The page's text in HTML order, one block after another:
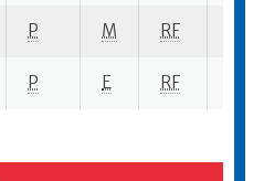
P M RF
P E RF